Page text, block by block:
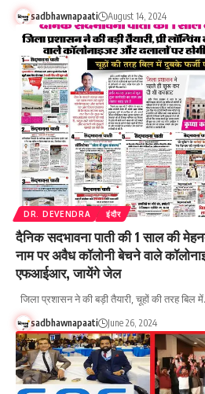
sadbhawnapaati August 14, 2024
DR. DEVENDRA इंदौर
दैनिक सदभावना पाती की 1 साल की
नाम पर अवैध कॉलोनी बेचने वाले
एफआईआर, जायेंगे जेल
जिला प्रशासन ने की बड़ी तैयारी, चूहों की तरह बिल
sadbhawnapaati June 26, 2024